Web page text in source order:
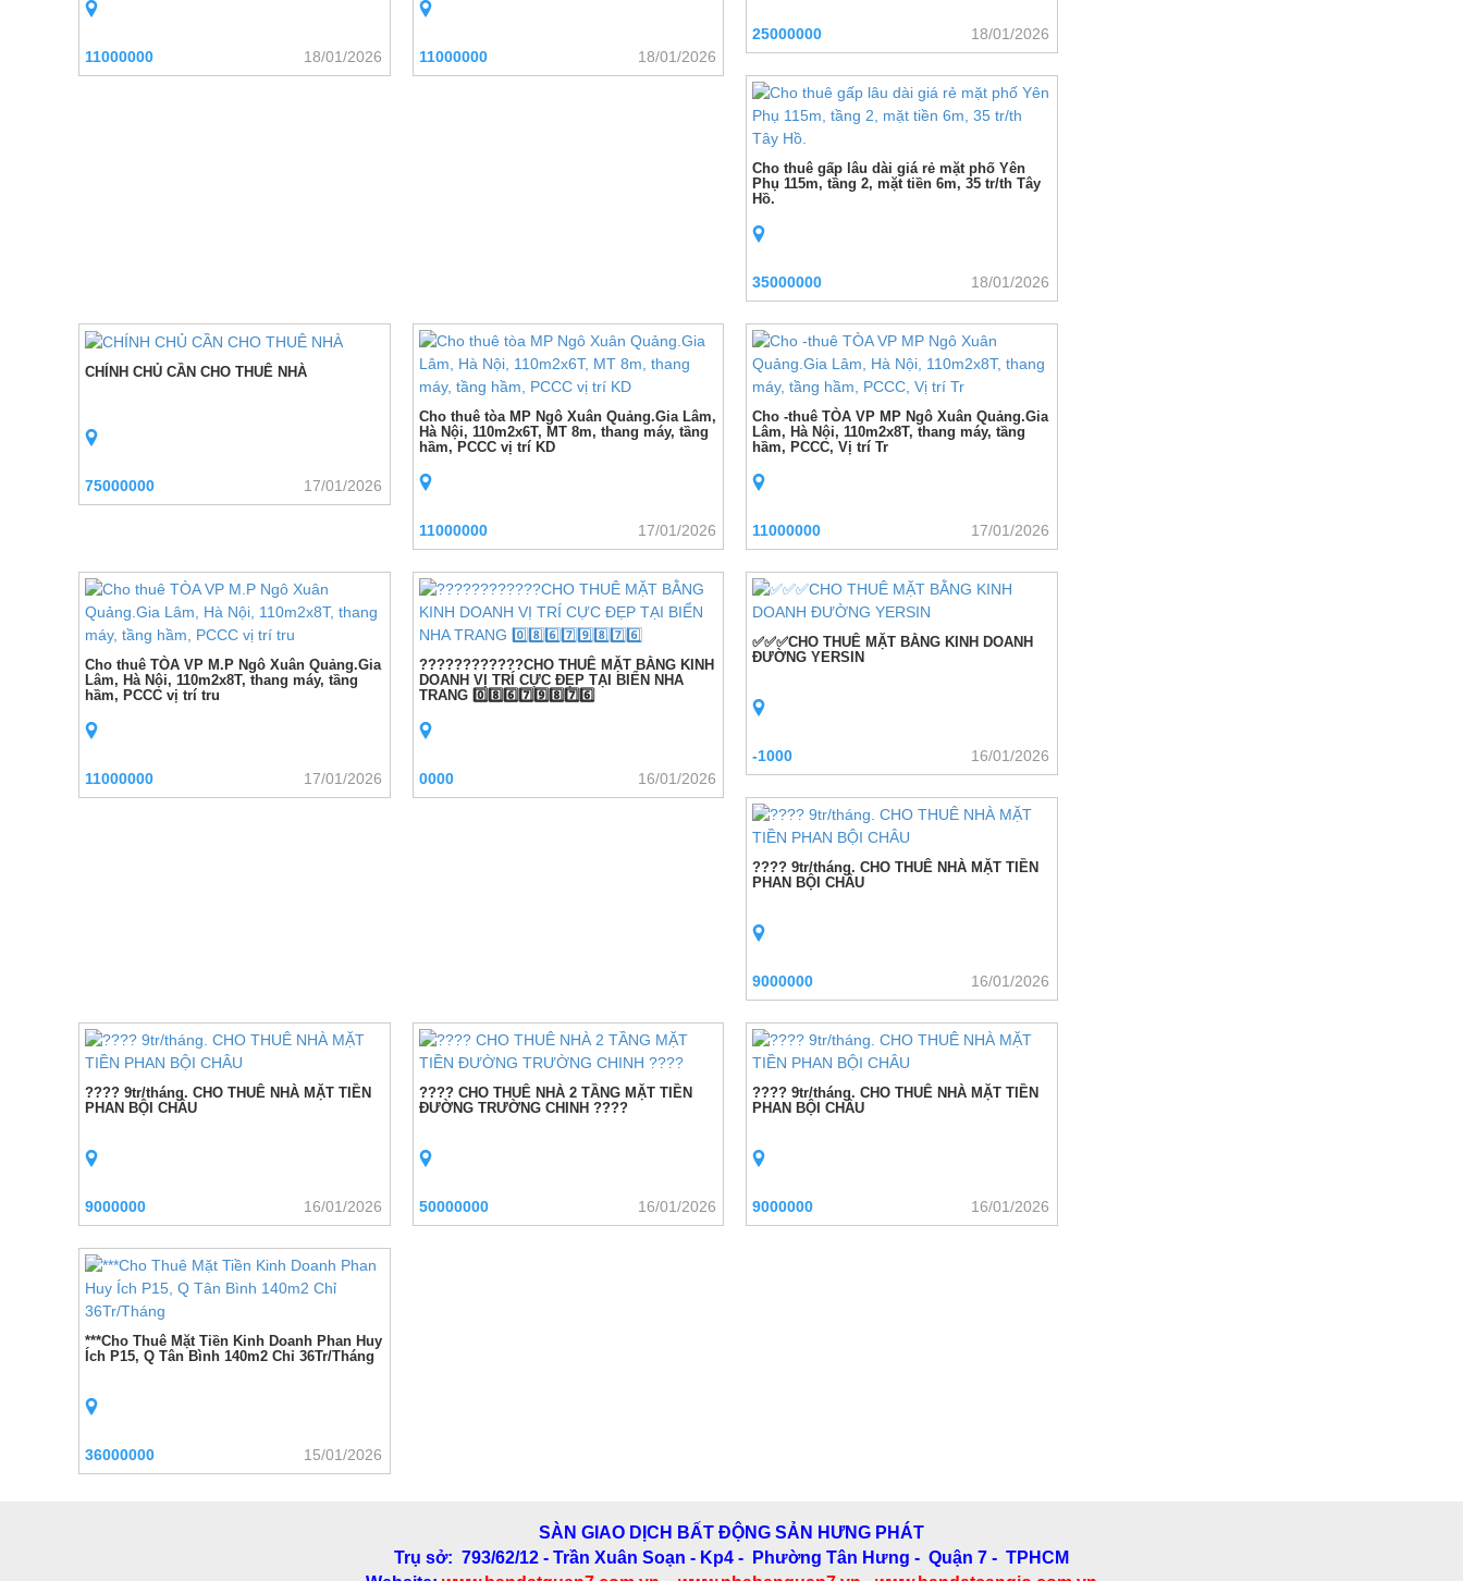
11000000 18/01/2026 11000000 18/01/2026
25000000 18/01/2026
Cho thuê gấp lâu dài giá rẻ mặt phố Yên
Phụ 115m, tầng 2, mặt tiền 6m, 35 tr/th Tây
Hồ.
35000000 18/01/2026
CHÍNH CHỦ CẦN CHO THUÊ NHÀ
75000000 17/01/2026
Cho thuê tòa MP Ngô Xuân Quảng.Gia Lâm,
Hà Nội, 110m2x6T, MT 8m, thang máy, tầng
hầm, PCCC vị trí KD
11000000 17/01/2026
Cho -thuê TÒA VP MP Ngô Xuân Quảng.Gia
Lâm, Hà Nội, 110m2x8T, thang máy, tầng
hầm, PCCC, Vị trí Tr
11000000 17/01/2026
Cho thuê TÒA VP M.P Ngô Xuân Quảng.Gia
Lâm, Hà Nội, 110m2x8T, thang máy, tầng
hầm, PCCC vị trí tru
11000000 17/01/2026
????????????CHO THUÊ MẶT BẰNG KINH
DOANH VỊ TRÍ CỰC ĐẸP TẠI BIỂN NHA
TRANG 0️⃣8️⃣6️⃣7️⃣9️⃣8️⃣7️⃣6️⃣
0000 16/01/2026
✅✅✅CHO THUÊ MẶT BẰNG KINH DOANH
ĐƯỜNG YERSIN
-1000 16/01/2026
???? 9tr/tháng. CHO THUÊ NHÀ MẶT TIỀN
PHAN BỘI CHÂU
9000000 16/01/2026
???? 9tr/tháng. CHO THUÊ NHÀ MẶT TIỀN
PHAN BỘI CHÂU
9000000 16/01/2026
???? CHO THUÊ NHÀ 2 TẦNG MẶT TIỀN
ĐƯỜNG TRƯỜNG CHINH ????
50000000 16/01/2026
???? 9tr/tháng. CHO THUÊ NHÀ MẶT TIỀN
PHAN BỘI CHÂU
9000000 16/01/2026
***Cho Thuê Mặt Tiền Kinh Doanh Phan Huy
Ích P15, Q Tân Bình 140m2 Chỉ 36Tr/Tháng
36000000 15/01/2026
SÀN GIAO DỊCH BẤT ĐỘNG SẢN HƯNG PHÁT
Trụ sở: 793/62/12 - Trần Xuân Soạn - Kp4 - Phường Tân Hưng - Quận 7 - TPHCM